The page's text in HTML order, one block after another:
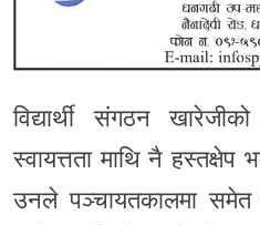
विद्यार्थी संगठन खारेजीको
स्वायत्तता माथि नै हस्तक्षेप
उनले पञ्चायतकालमा समेत